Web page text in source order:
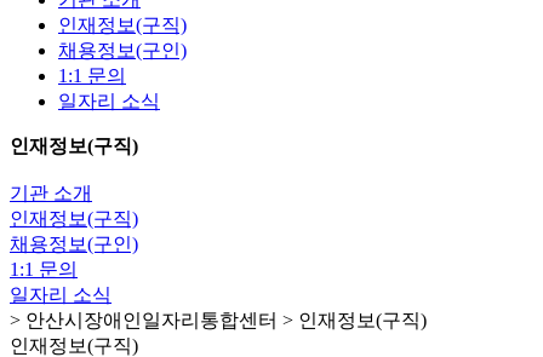
인재정보(구직)
채용정보(구인)
1:1 문의
일자리 소식
인재정보(구직)
기관 소개
인재정보(구직)
채용정보(구인)
1:1 문의
일자리 소식
> 안산시장애인일자리통합센터 > 인재정보(구직)
인재정보(구직)